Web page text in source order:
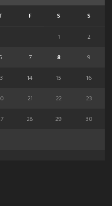
F S S
1
2
7 8
9
14 15
16
21 22
23
28 29
30